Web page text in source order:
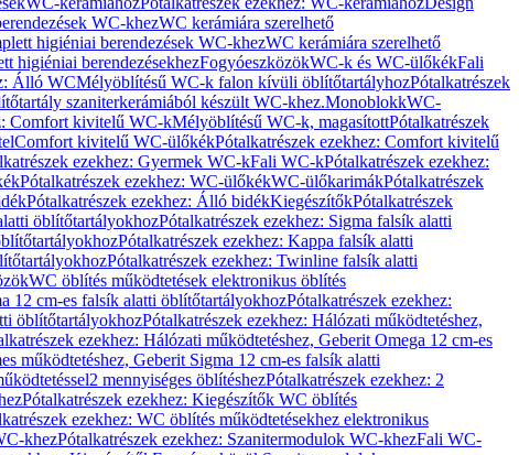
WC-khezWC kerámiára szerelhető
higiéniai berendezések WC-khezWC kerámiára szerelhető
higiéniai berendezésekhezFogyóeszközökWC-k és WC-ülőkékFali
Álló WCMélyöblítésű WC-k falon kívüli öblítőtartályhozPótalkatrészek
szaniterkerámiából készült WC-khez.MonoblokkWC-
Comfort kivitelű WC-kMélyöblítésű WC-k, magasítottPótalkatrészek
Comfort kivitelű WC-ülőkékPótalkatrészek ezekhez: Comfort kivitelű
ezekhez: Gyermek WC-kFali WC-kPótalkatrészek ezekhez:
Pótalkatrészek ezekhez: WC-ülőkékWC-ülőkarimákPótalkatrészek
Pótalkatrészek ezekhez: Álló bidékKiegészítőkPótalkatrészek
öblítőtartályokhozPótalkatrészek ezekhez: Sigma falsík alatti
Pótalkatrészek ezekhez: Kappa falsík alatti
Pótalkatrészek ezekhez: Twinline falsík alatti
WC öblítés működtetések elektronikus öblítés
12 cm-es falsík alatti öblítőtartályokhozPótalkatrészek ezekhez:
öblítőtartályokhozPótalkatrészek ezekhez: Hálózati működtetéshez,
ezekhez: Hálózati működtetéshez, Geberit Omega 12 cm-es
működtetéshez, Geberit Sigma 12 cm-es falsík alatti
2 mennyiséges öblítéshezPótalkatrészek ezekhez: 2
Pótalkatrészek ezekhez: Kiegészítők WC öblítés
ezekhez: WC öblítés működtetésekhez elektronikus
khezPótalkatrészek ezekhez: Szanitermodulok WC-khezFali WC-